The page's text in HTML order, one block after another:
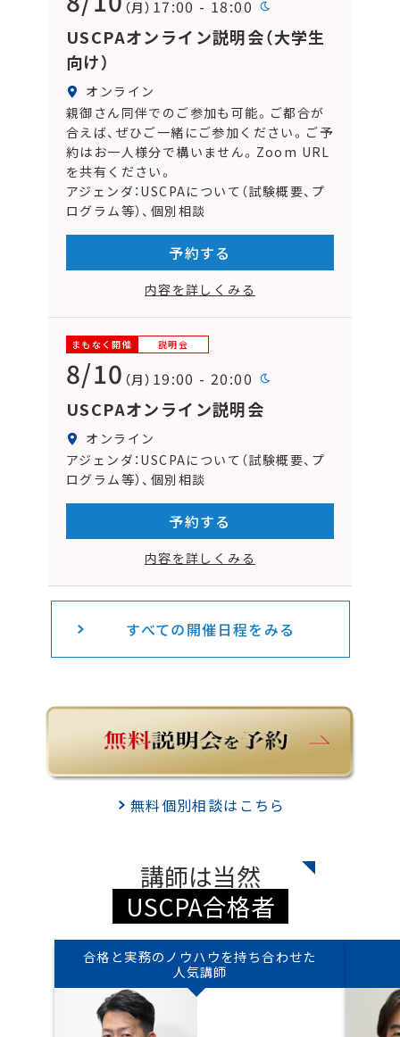
（月） 17:00 - 18:00
USCPAオンライン説明会（大学生
向け）
オンライン
親御さん同伴でのご参加も可能。ご都合が
合えば、ぜひご一緒にご参加ください。ご予
約はお一人様分で構いません。Zoom URL
を共有ください。
アジェンダ：USCPAについて（試験概要、プ
ログラム等）、個別相談
予約する
内容を詳しくみる
まもなく開催 説明会
8/10 （月） 19:00 - 20:00
USCPAオンライン説明会
オンライン
アジェンダ：USCPAについて（試験概要、プ
ログラム等）、個別相談
予約する
内容を詳しくみる
すべての開催日程をみる
無料個別相談はこちら
講師は当然
USCPA合格者
合格と実務のノウハウを持ち合わせた
人気講師